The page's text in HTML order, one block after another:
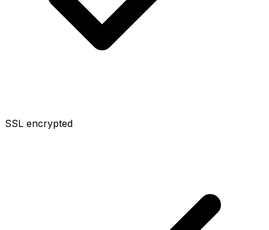
SSL encrypted